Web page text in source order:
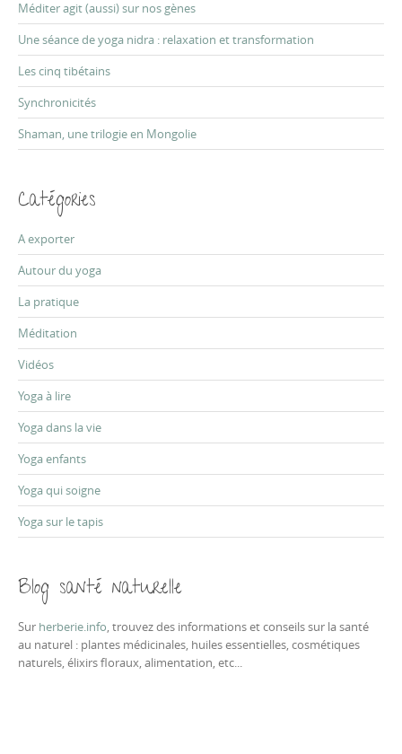
f
o
r
:
Méditer agit (aussi) sur nos gènes
Une séance de yoga nidra : relaxation et transformation
Les cinq tibétains
Synchronicités
Shaman, une trilogie en Mongolie
Catégories
A exporter
Autour du yoga
La pratique
Méditation
Vidéos
Yoga à lire
Yoga dans la vie
Yoga enfants
Yoga qui soigne
Yoga sur le tapis
Blog santé naturelle
Sur herberie.info, trouvez des informations et conseils sur la santé
au naturel : plantes médicinales, huiles essentielles, cosmétiques
naturels, élixirs floraux, alimentation, etc...